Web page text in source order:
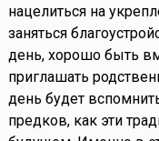
нацелиться на
заняться
день, хорошо быть
приглашать
день будет
предков, как эти